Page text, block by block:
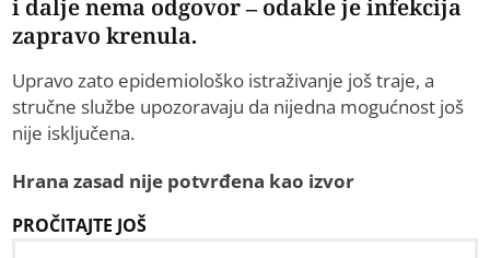
i dalje nema odgovor – odakle je infekcija
zapravo krenula.
Upravo zato epidemiološko istraživanje još traje, a
stručne službe upozoravaju da nijedna mogućnost još
nije isključena.
Hrana zasad nije potvrđena kao izvor
PROČITAJTE JOŠ